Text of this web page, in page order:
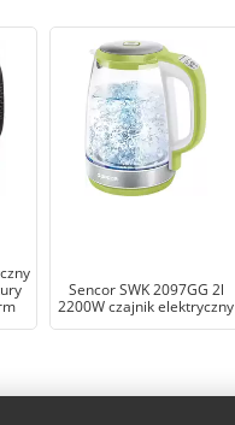
Sencor SWK 2097GG 2l
2200W czajnik elektryczny